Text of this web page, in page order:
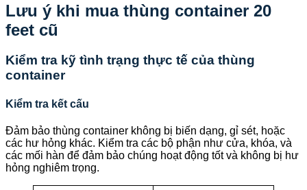
Lưu ý khi mua thùng container 20
feet cũ
Kiểm tra kỹ tình trạng thực tế của thùng
container
Kiểm tra kết cấu
Đảm bảo thùng container không bị biến dạng, gỉ sét, hoặc
các hư hỏng khác. Kiểm tra các bộ phận như cửa, khóa, và
các mối hàn để đảm bảo chúng hoạt động tốt và không bị hư
hỏng nghiêm trọng.